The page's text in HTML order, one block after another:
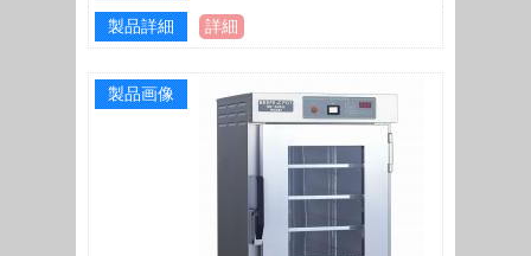
製品詳細 詳細
製品画像